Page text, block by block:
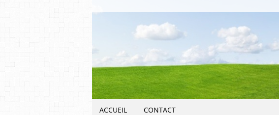
ACCUEIL CONTACT